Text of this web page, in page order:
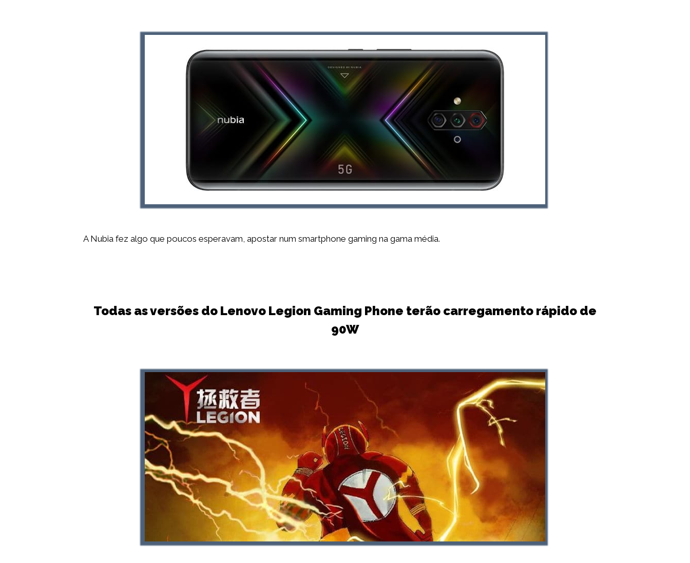
A Nubia fez algo que poucos esperavam, apostar num smartphone gaming na gama média.
Todas as versões do Lenovo Legion Gaming Phone terão carregamento rápido de
90W